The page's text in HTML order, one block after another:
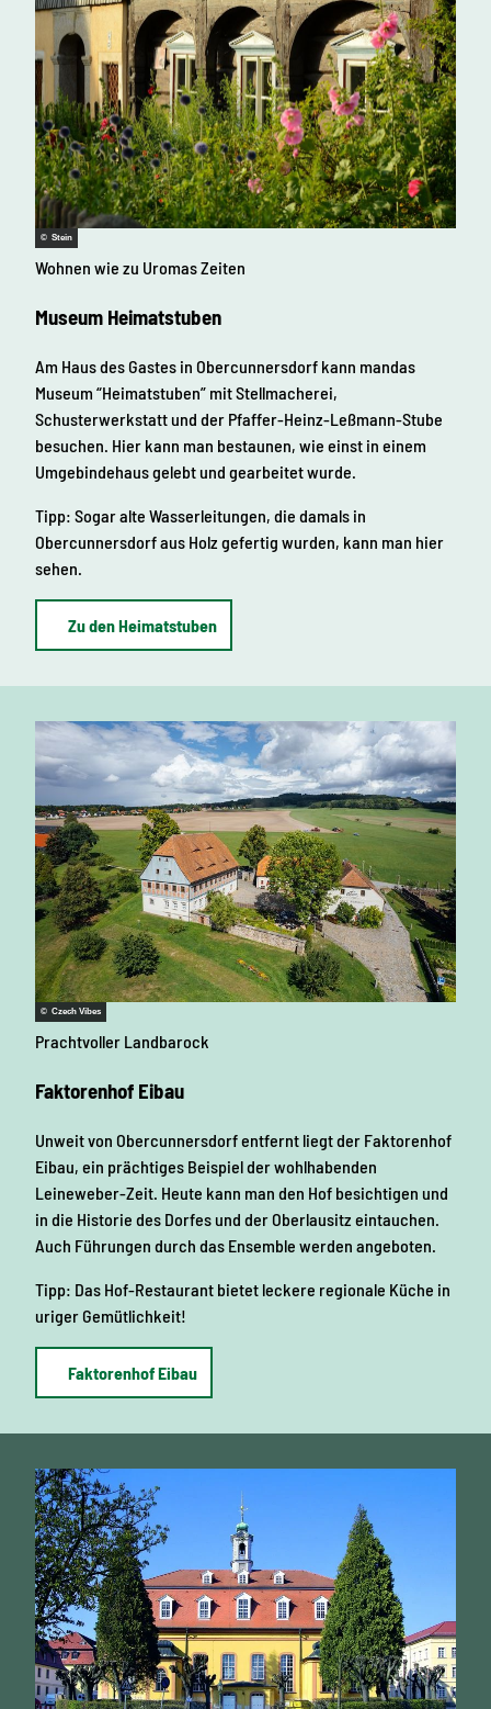
© Stein
Wohnen wie zu Uromas Zeiten
Museum Heimatstuben
Am Haus des Gastes in Obercunnersdorf kann mandas
Museum “Heimatstuben” mit Stellmacherei,
Schusterwerkstatt und der Pfaffer-Heinz-Leßmann-Stube
besuchen. Hier kann man bestaunen, wie einst in einem
Umgebindehaus gelebt und gearbeitet wurde.
Tipp: Sogar alte Wasserleitungen, die damals in
Obercunnersdorf aus Holz gefertig wurden, kann man hier
sehen.
Zu den Heimatstuben
© Czech Vibes
Prachtvoller Landbarock
Faktorenhof Eibau
Unweit von Obercunnersdorf entfernt liegt der Faktorenhof
Eibau, ein prächtiges Beispiel der wohlhabenden
Leineweber-Zeit. Heute kann man den Hof besichtigen und
in die Historie des Dorfes und der Oberlausitz eintauchen.
Auch Führungen durch das Ensemble werden angeboten.
Tipp: Das Hof-Restaurant bietet leckere regionale Küche in
uriger Gemütlichkeit!
Faktorenhof Eibau